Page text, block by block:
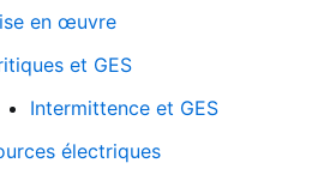
en œuvre
et GES
Intermittence et GES
électriques